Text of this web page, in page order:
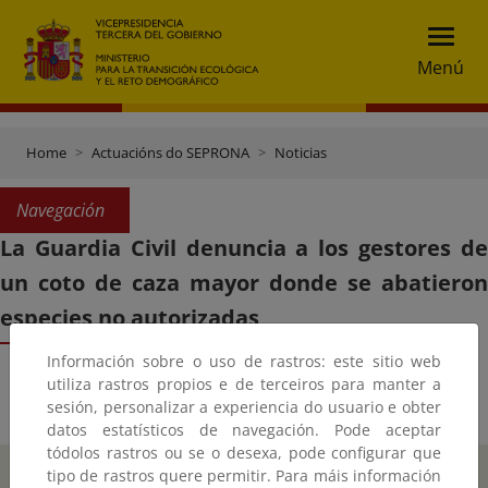
Menú
Home Actuacións do SEPRONA Noticias
Navegación
La Guardia Civil denuncia a los gestores de
un coto de caza mayor donde se abatieron
especies no autorizadas
Información sobre o uso de rastros: este sitio web
utiliza rastros propios e de terceiros para manter a
sesión, personalizar a experiencia do usuario e obter
datos estatísticos de navegación. Pode aceptar
tódolos rastros ou se o desexa, pode configurar que
tipo de rastros quere permitir. Para máis información